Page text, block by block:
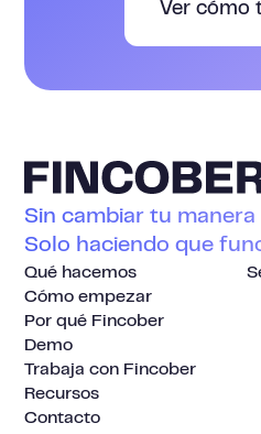
Ver cómo
Sin cambiar tu manera
Solo haciendo que
Qué hacemos
Cómo empezar
Por qué Fincober
Demo
Trabaja con Fincober
Recursos
Contacto